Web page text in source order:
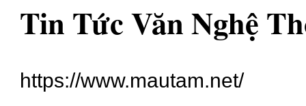
Tin Tức Văn Nghệ
https://www.mautam.net/